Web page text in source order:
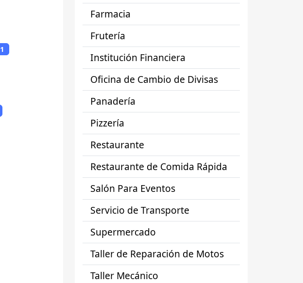
1
Farmacia
Frutería
Institución Financiera
Oficina de Cambio de Divisas
Panadería
Pizzería
Restaurante
Restaurante de Comida Rápida
Salón Para Eventos
Servicio de Transporte
Supermercado
Taller de Reparación de Motos
Taller Mecánico